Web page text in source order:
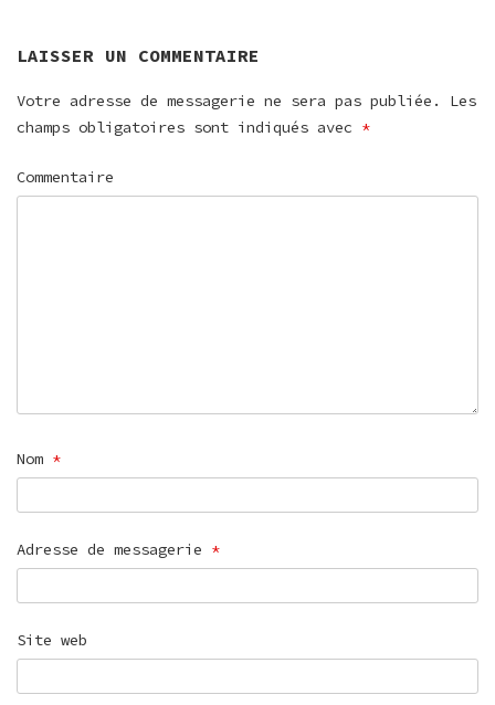
LAISSER UN COMMENTAIRE
Votre adresse de messagerie ne sera pas publiée.
Les
champs obligatoires sont indiqués avec *
Commentaire
Nom *
Adresse de messagerie *
Site web